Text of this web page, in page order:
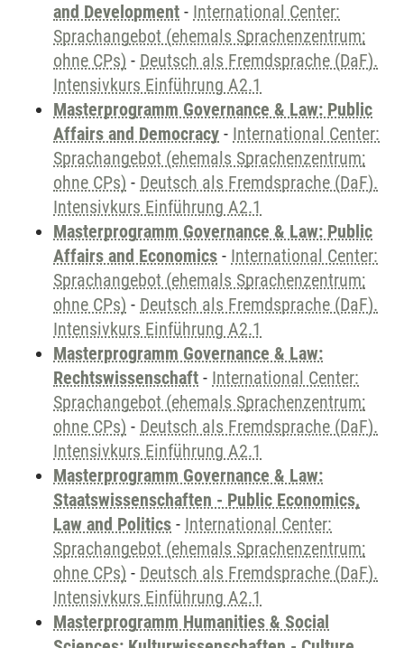
and Development - International Center:
Sprachangebot (ehemals Sprachenzentrum;
ohne CPs) - Deutsch als Fremdsprache (DaF).
Intensivkurs Einführung A2.1
Masterprogramm Governance & Law: Public
Affairs and Democracy - International Center:
Sprachangebot (ehemals Sprachenzentrum;
ohne CPs) - Deutsch als Fremdsprache (DaF).
Intensivkurs Einführung A2.1
Masterprogramm Governance & Law: Public
Affairs and Economics - International Center:
Sprachangebot (ehemals Sprachenzentrum;
ohne CPs) - Deutsch als Fremdsprache (DaF).
Intensivkurs Einführung A2.1
Masterprogramm Governance & Law:
Rechtswissenschaft - International Center:
Sprachangebot (ehemals Sprachenzentrum;
ohne CPs) - Deutsch als Fremdsprache (DaF).
Intensivkurs Einführung A2.1
Masterprogramm Governance & Law:
Staatswissenschaften - Public Economics,
Law and Politics - International Center:
Sprachangebot (ehemals Sprachenzentrum;
ohne CPs) - Deutsch als Fremdsprache (DaF).
Intensivkurs Einführung A2.1
Masterprogramm Humanities & Social